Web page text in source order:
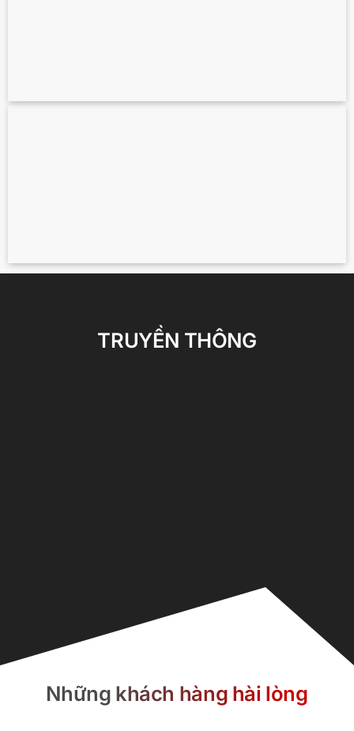
TRUYỀN THÔNG
Những khách hàng hài lòng